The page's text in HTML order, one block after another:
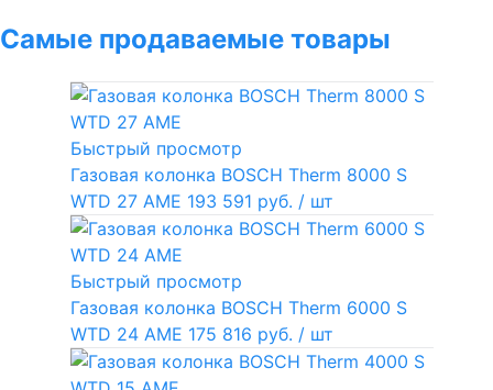
Самые продаваемые товары
Быстрый просмотр
Газовая колонка BOSCH Therm 8000 S
WTD 27 AME 193 591 руб. / шт
Быстрый просмотр
Газовая колонка BOSCH Therm 6000 S
WTD 24 AME 175 816 руб. / шт